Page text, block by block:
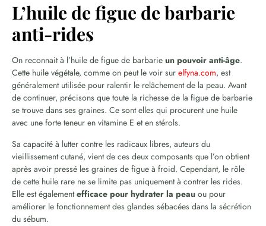
L’huile de figue de barbarie
anti-rides
On reconnait à l’huile de figue de barbarie un pouvoir anti-âge.
Cette huile végétale, comme on peut le voir sur elfyna.com, est
généralement utilisée pour ralentir le relâchement de la peau. Avant
de continuer, précisons que toute la richesse de la figue de barbarie
se trouve dans ses graines. Ce sont elles qui procurent une huile
avec une forte teneur en vitamine E et en stérols.
Sa capacité à lutter contre les radicaux libres, auteurs du
vieillissement cutané, vient de ces deux composants que l’on obtient
après avoir pressé les graines de figue à froid. Cependant, le rôle
de cette huile rare ne se limite pas uniquement à contrer les rides.
Elle est égalementefficace pour hydrater la peau ou pour
améliorer le fonctionnement des glandes sébacées dans la sécrétion
du sébum.